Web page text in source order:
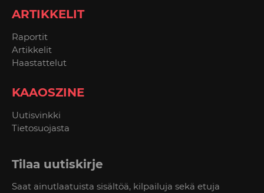
ARTIKKELIT
Raportit
Artikkelit
Haastattelut
KAAOSZINE
Uutisvinkki
Tietosuojasta
Tilaa uutiskirje
Saat ainutlaatuista sisältöä, kilpailuja sekä etuja